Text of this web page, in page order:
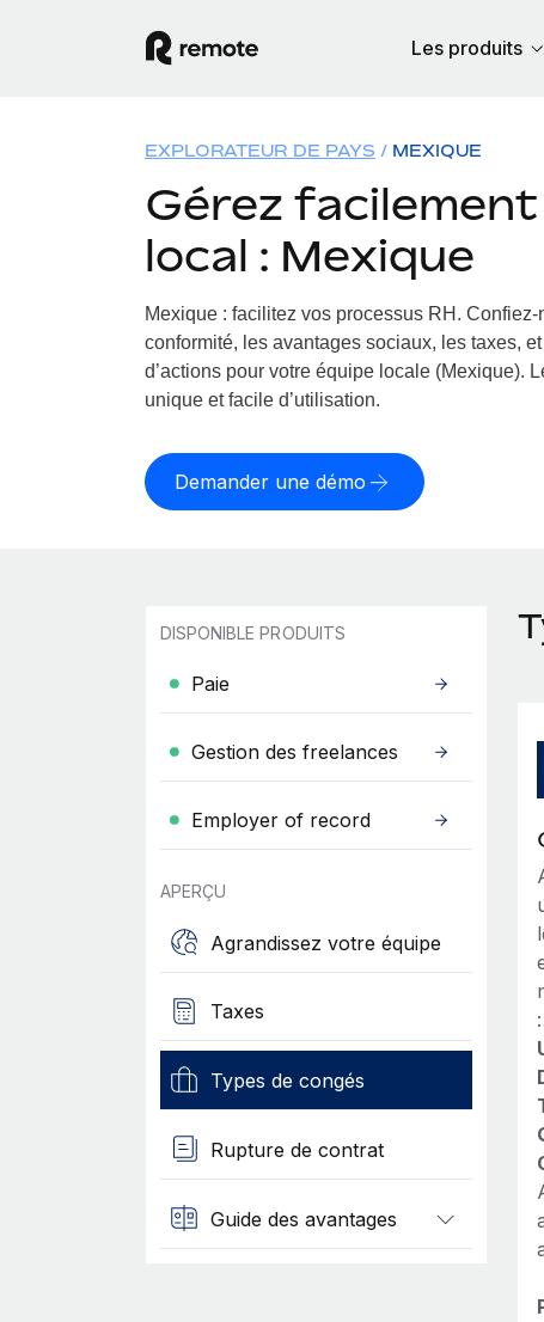
Les produits
EXPLORATEUR DE PAYS MEXIQUE
Gérez facilement
local : Mexique
Mexique : facilitez vos processus RH. Confiez-
conformité, les avantages sociaux, les taxes,
d’actions pour votre équipe locale (Mexique).
unique et facile d’utilisation.
Demander une démo
DISPONIBLE PRODUITS
Paie
Gestion des freelances
Employer of record
APERÇU
Agrandissez votre équipe
Taxes
Types de congés
Rupture de contrat
Guide des avantages
: